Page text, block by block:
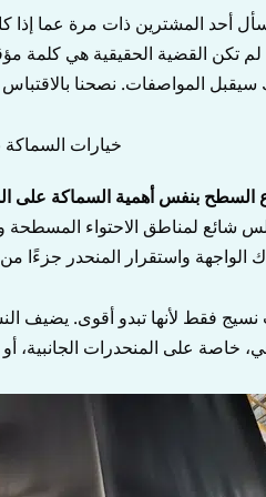
أحد المشترين ذات مرة عما
تكن القضية الحقيقية هي كلمة
سيقبل المواصفات. نصحنا
خيارات
السطح بنفس أهمية السماكة على
شائع لمناطق الاحتواء
الواجهة واستقرار المنحدر جزءًا
نسيج فقط لأنها تبدو أقوى. يضيف
على المنحدرات الجانبية، أو